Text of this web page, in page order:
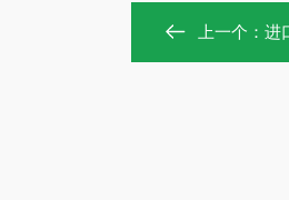
上一个： 进